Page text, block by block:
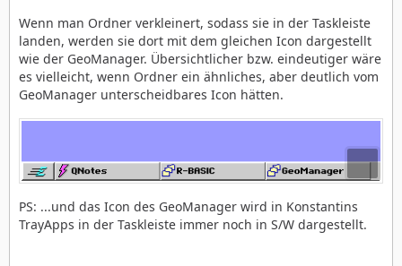
Wenn man Ordner verkleinert, sodass sie in der Taskleiste
landen, werden sie dort mit dem gleichen Icon dargestellt
wie der GeoManager. Übersichtlicher bzw. eindeutiger wäre
es vielleicht, wenn Ordner ein ähnliches, aber deutlich vom
GeoManager unterscheidbares Icon hätten.
PS: ...und das Icon des GeoManager wird in Konstantins
TrayApps in der Taskleiste immer noch in S/W dargestellt.